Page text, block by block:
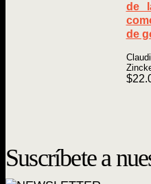
de
de
$
Suscríbete a